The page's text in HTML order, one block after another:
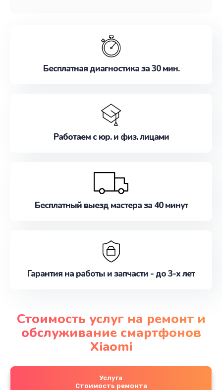
Бесплатная диагностика за 30 мин.
Работаем с юр. и физ. лицами
Бесплатный выезд мастера за 40 минут
Гарантия на работы и запчасти - до 3-х лет
Стоимость услуг на ремонт и
обслуживание смартфонов
Xiaomi
Услуга
Стоимость ремонта